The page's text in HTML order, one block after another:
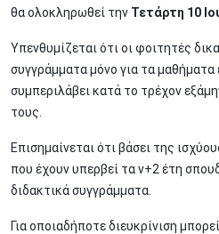
θα ολοκληρωθεί την Τετάρτη 10
Υπενθυμίζεται ότι οι φοιτητές
συγγράμματα μόνο για τα μαθήματα
συμπεριλάβει κατά το τρέχον
τους.
Επισημαίνεται ότι βάσει της
που έχουν υπερβεί τα ν+2 έτη
διδακτικά συγγράμματα.
Για οποιαδήποτε διευκρίνιση